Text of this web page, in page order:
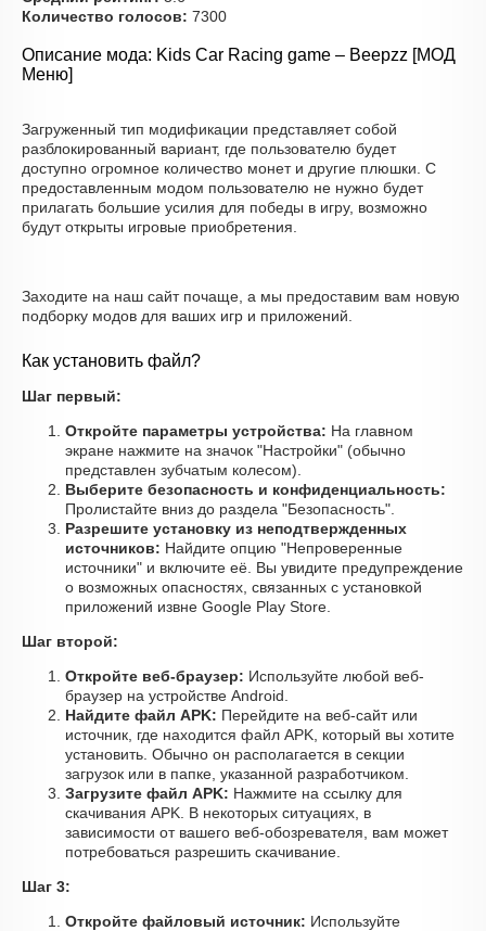
Количество голосов: 7300
Описание мода: Kids Car Racing game – Beepzz [МОД
Меню]
Загруженный тип модификации представляет собой
разблокированный вариант, где пользователю будет
доступно огромное количество монет и другие плюшки. С
предоставленным модом пользователю не нужно будет
прилагать большие усилия для победы в игру, возможно
будут открыты игровые приобретения.
Заходите на наш сайт почаще, а мы предоставим вам новую
подборку модов для ваших игр и приложений.
Как установить файл?
Шаг первый:
Откройте параметры устройства: На главном
экране нажмите на значок "Настройки" (обычно
представлен зубчатым колесом).
Выберите безопасность и конфиденциальность:
Пролистайте вниз до раздела "Безопасность".
Разрешите установку из неподтвержденных
источников: Найдите опцию "Непроверенные
источники" и включите её. Вы увидите предупреждение
о возможных опасностях, связанных с установкой
приложений извне Google Play Store.
Шаг второй:
Откройте веб-браузер: Используйте любой веб-
браузер на устройстве Android.
Найдите файл APK: Перейдите на веб-сайт или
источник, где находится файл APK, который вы хотите
установить. Обычно он располагается в секции
загрузок или в папке, указанной разработчиком.
Загрузите файл APK: Нажмите на ссылку для
скачивания APK. В некоторых ситуациях, в
зависимости от вашего веб-обозревателя, вам может
потребоваться разрешить скачивание.
Шаг 3:
Откройте файловый источник: Используйте